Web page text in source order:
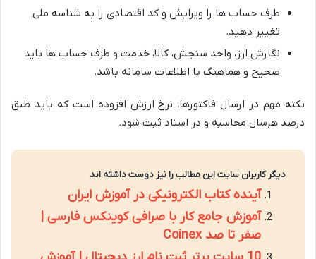
طرف حساب ها را ویرایش و کد اقتصادی را به شناسه ملی
تغییر دهید.
نگارش ارز، واحد سنجش، کالا، خدمت و طرف حساب ها باید
صحیح و هماهنگ با اطلاعات سامانه باشد.
نکته مهم در ارسال فاکتورها، نرخ ارزش افزوده است که باید طبق
درصد هرسال محاسبه و در اسناد ثبت شود.
دیگر کاربران سایت این مطالب را نیز دوست داشته اند
آینده کتاب الکترونیکی در آموزش ایران
آموزش جامع کار با صرافی کوینکس فارسی |
صفر تا صد Coinex